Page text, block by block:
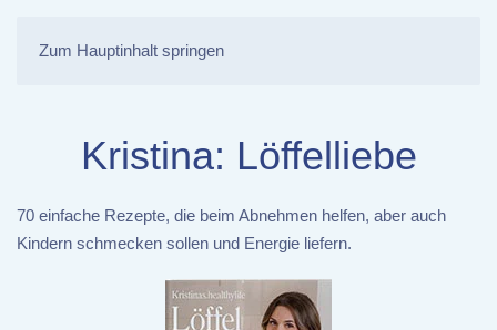
Zum Hauptinhalt springen
Kristina: Löffelliebe
70 einfache Rezepte, die beim Abnehmen helfen, aber auch
Kindern schmecken sollen und Energie liefern.